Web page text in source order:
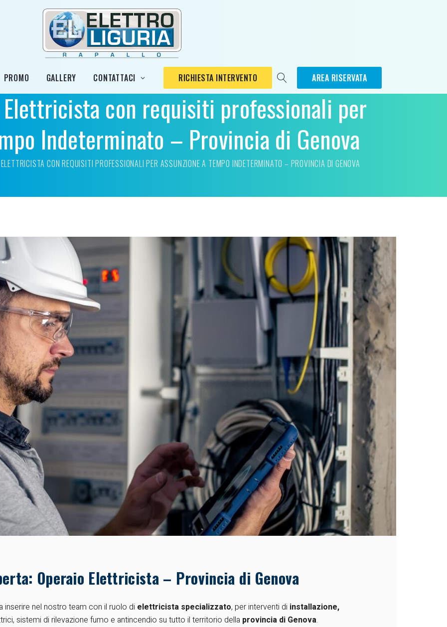
PROMO GALLERY CONTATTACI RICHIESTA INTERVENTO AREA RISERVATA
con requisiti professionali per
Indeterminato – Provincia di Genova
CON REQUISITI PROFESSIONALI PER ASSUNZIONE A TEMPO INDETERMINATO – PROVINCIA DI GENOVA
Operaio Elettricista – Provincia di Genova
inserire nel nostro team con il ruolo di elettricista specializzato, per interventi di installazione,
sistemi di rilevazione fumo e antincendio su tutto il territorio della provincia di Genova.